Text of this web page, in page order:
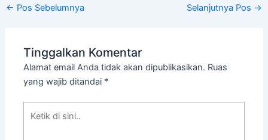
← Pos Sebelumnya Selanjutnya Pos →
Tinggalkan Komentar
Alamat email Anda tidak akan dipublikasikan. Ruas
yang wajib ditandai *